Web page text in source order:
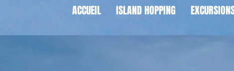
ACCUEIL ISLAND HOPPING